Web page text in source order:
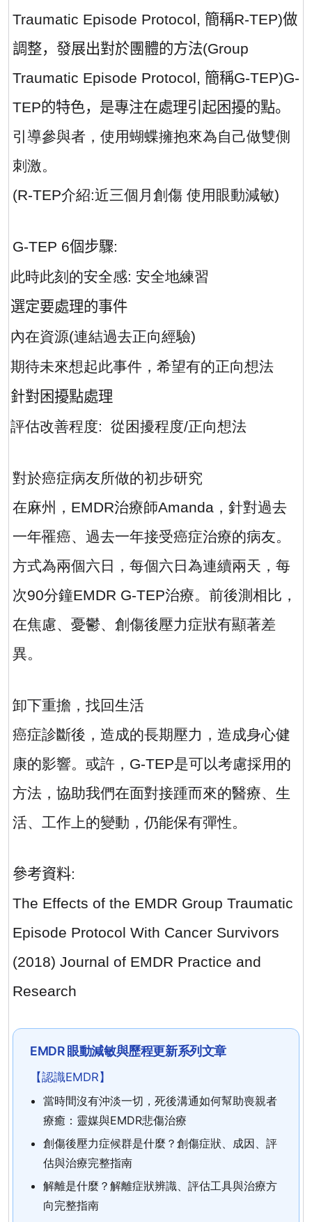
Traumatic Episode Protocol, 簡稱R-TEP)做
調整，發展出對於團體的方法(Group
Traumatic Episode Protocol, 簡稱G-TEP)G-
TEP的特色，是專注在處理引起困擾的點。
引導參與者，使用蝴蝶擁抱來為自己做雙側
刺激。
(R-TEP介紹:近三個月創傷 使用眼動減敏)
G-TEP 6個步驟:
此時此刻的安全感: 安全地練習
選定要處理的事件
內在資源(連結過去正向經驗)
期待未來想起此事件，希望有的正向想法
針對困擾點處理
評估改善程度: 從困擾程度/正向想法
對於癌症病友所做的初步研究
在麻州， EMDR治療師Amanda ，針對過去
一年罹癌、過去一年接受癌症治療的病友。
方式為兩個六日，每個六日為連續兩天，每
次90分鐘EMDR G-TEP治療。前後測相比，
在焦慮、憂鬱、創傷後壓力症狀有顯著差
異。
卸下重擔，找回生活
癌症診斷後，造成的長期壓力，造成身心健
康的影響。或許， G-TEP是可以考慮採用的
方法，協助我們在面對接踵而來的醫療、生
活、工作上的變動，仍能保有彈性。
參考資料:
The Effects of the EMDR Group Traumatic
Episode Protocol With Cancer Survivors
(2018) Journal of EMDR Practice and
Research
EMDR 眼動減敏與歷程更新系列文章
【認識EMDR】
當時間沒有沖淡一切，死後溝通如何幫助喪親者
療癒：靈媒與EMDR悲傷治療
創傷後壓力症候群是什麼？創傷症狀、成因、評
估與治療完整指南
解離是什麼？解離症狀辨識、評估工具與治療方
向完整指南